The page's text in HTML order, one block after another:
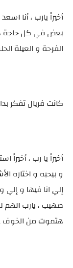
أخيراً يارب ، أنا
بعض في كل حاجة ،
الفرحة و العيلة
كانت فريال تفكر
أخيراً يا رب ،
و بيحبه و اختاره
إلي انا فيها و
صهيب ، يارب
هتموت من الخوف